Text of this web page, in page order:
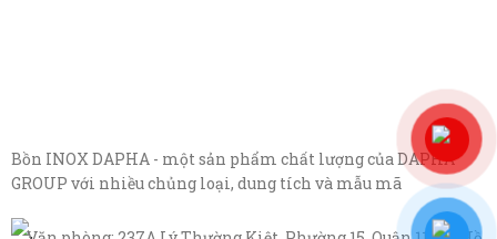
Bồn INOX DAPHA - một sản phẩm chất lượng của DAPHA
GROUP với nhiều chủng loại, dung tích và mẫu mã